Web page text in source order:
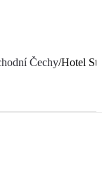
Čechy/Hotel